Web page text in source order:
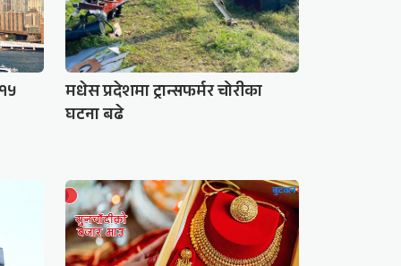
मधेस प्रदेशमा ट्रान्सफर्मर चोरीका
घटना बढे